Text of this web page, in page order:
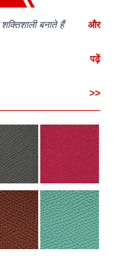
बनाते हैं और
पढ़ें
>>